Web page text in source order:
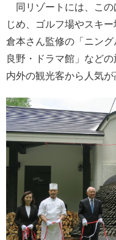
同リゾートには、この
じめ、ゴルフ場やスキ
倉本さん監修の「ニン
良野・ドラマ館」など
内外の観光客から人気が